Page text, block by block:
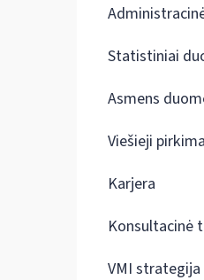
Statistiniai
Asmens
Viešieji
Karjera
Konsultacinė
VMI strategija